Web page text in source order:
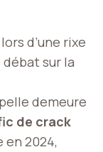
d’une rixe
sur la
demeure
de crack
en 2024,